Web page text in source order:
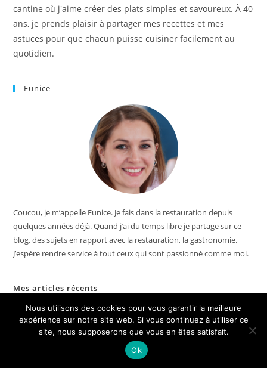
cantine où j'aime créer des plats simples et savoureux. À 40
ans, je prends plaisir à partager mes recettes et mes
astuces pour que chacun puisse cuisiner facilement au
quotidien.
Eunice
Coucou, je m’appelle Eunice. Je fais dans la restauration depuis
quelques années déjà. Quand j’ai du temps libre je partage sur ce
blog, des sujets en rapport avec la restauration, la gastronomie.
J’espère rendre service à tout ceux qui sont passionné comme moi.
Mes articles récents
🔥 TOP VENTE
L'Occitane Beurre de Karité Crème Visage Ultra
Nous utilisons des cookies pour vous garantir la meilleure
expérience sur notre site web. Si vous continuez à utiliser ce
site, nous supposerons que vous en êtes satisfait.
Ok